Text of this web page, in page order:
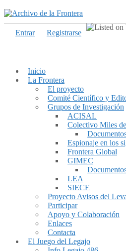
Inicio
La Frontera
El proyecto
Comité Científico y
Grupos de Investigación
ACISAL
Colectivo Miles
Espionaje en los
Frontera Global
GIMEC
LEA
SIECE
Proyecto Avisos del
Participar
Apoyo y Colaboración
Enlaces
Contacta
El Juego del Legajo
Entrar Registrarse